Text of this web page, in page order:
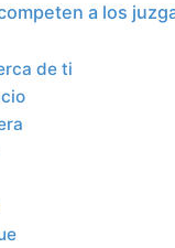
a los
de ti